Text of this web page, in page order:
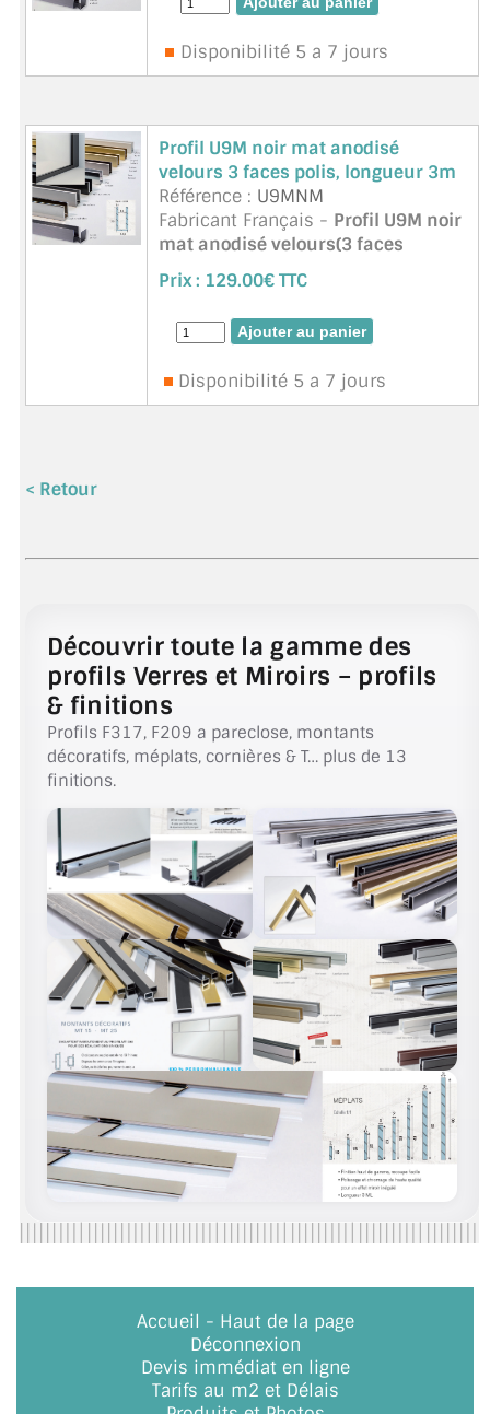
Disponibilité 5 a 7 jours
Profil U9M noir mat anodisé
velours 3 faces polis, longueur 3m
Référence : U9MNM
Fabricant Français - Profil U9M noir
mat anodisé velours(3 faces
polies) , pour paroi de douche en
verre épaisseur 8mm. Le
est unprofil mural / d’e ...
Prix : 129.00€ TTC
Disponibilité 5 a 7 jours
< Retour
Découvrir toute la gamme des
profils Verres et Miroirs – profils
& finitions
Profils F317, F209 a pareclose, montants
décoratifs, méplats, cornières & T… plus de 13
finitions.
Accueil - Haut de la page
Déconnexion
Devis immédiat en ligne
Tarifs au m2 et Délais